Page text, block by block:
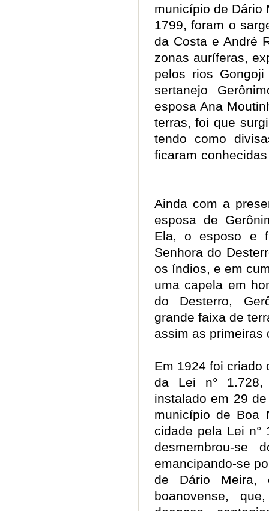
município de Dário
1799, foram o
da Costa e André
zonas auríferas,
pelos rios
sertanejo
esposa Ana
terras, foi que
tendo como
ficaram
Ainda com a
esposa de
Ela, o esposo e
Senhora do
os índios, e em
uma capela em
do Desterro,
grande faixa de
assim as
Em 1924 foi criado
da Lei n°
instalado em 29
município de Boa
cidade pela Lei n°
desmembrou-se
emancipando-se
de Dário Meira,
boanovense,